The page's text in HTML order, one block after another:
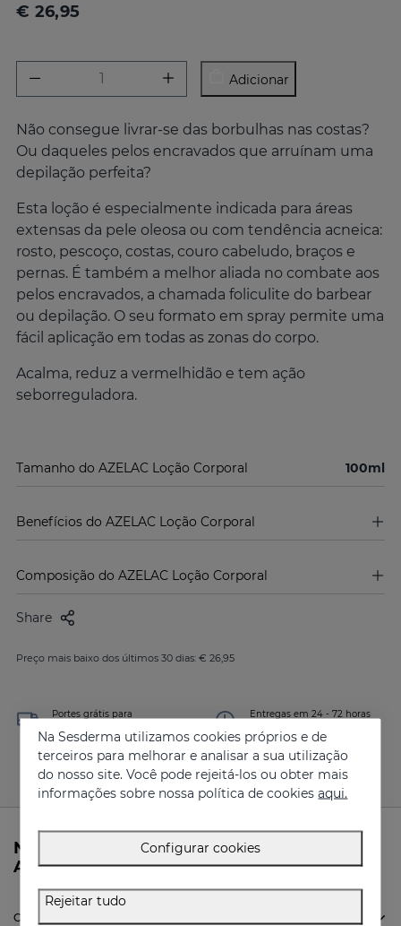
€ 26,95
Adicionar
Não consegue livrar-se das borbulhas nas costas?
Ou daqueles pelos encravados que arruínam uma
depilação perfeita?
Esta loção é especialmente indicada para áreas
extensas da pele oleosa ou com tendência acneica:
rosto, pescoço, costas, couro cabeludo, braços e
pernas. É também a melhor aliada no combate aos
pelos encravados, a chamada foliculite do barbear
ou depilação. O seu formato em spray permite uma
fácil aplicação em todas as zonas do corpo.
Acalma, reduz a vermelhidão e tem ação
seborreguladora.
Tamanho do AZELAC Loção Corporal 100ml
Benefícios do AZELAC Loção Corporal
Composição do AZELAC Loção Corporal
Share
Preço mais baixo dos últimos 30 dias: € 26,95
Portes grátis para
Entregas em 24 - 72 horas
Necessita mais de informações sobre o
AZELAC Loção Corporal da Sesderma?
O AZELAC Loção Corporal da Sesderma é indicado para mim?
Na Sesderma utilizamos cookies próprios e de
terceiros para melhorar e analisar a sua utilização
do nosso site. Você pode rejeitá-los ou obter mais
informações sobre nossa política de cookiesaqui.
Configurar cookies
Rejeitar tudo